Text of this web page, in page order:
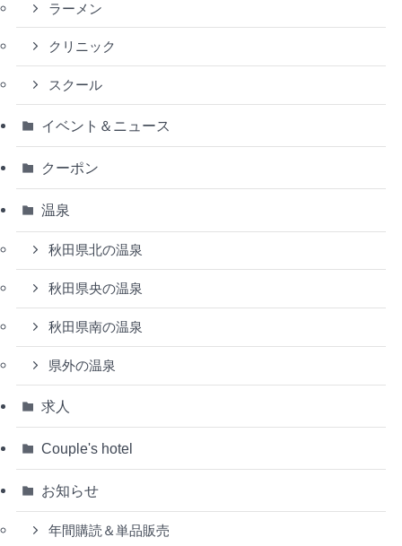
ラーメン
クリニック
スクール
イベント＆ニュース
クーポン
温泉
秋田県北の温泉
秋田県央の温泉
秋田県南の温泉
県外の温泉
求人
Couple's hotel
お知らせ
年間購読＆単品販売